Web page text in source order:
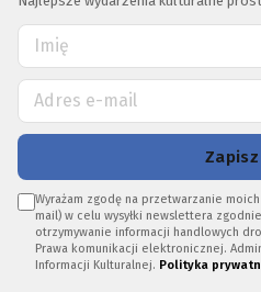
Wyrażam zgodę na przetwarzanie
mail) w celu wysyłki newslettera
otrzymywanie informacji handlowych
Prawa komunikacji elektronicznej.
Informacji Kulturalnej. Polityka